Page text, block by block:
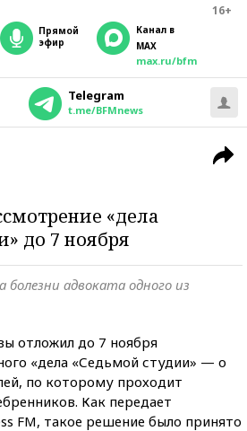
16+
прямой
эфир
Канал в
MAX
max.ru/bfm
Telegram
t.me/BFMnews
«дела
до 7 ноября
болезни адвоката одного из
отложил до 7 ноября
«дела «Седьмой студии» — о
по которому проходит
Как передает
FM, такое решение было принято